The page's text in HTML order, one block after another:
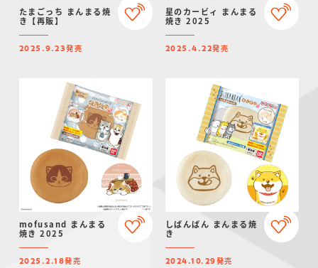
たまごっち まんまる焼
き【再販】
2025.9.23発売
星のカービィ まんまる
焼き 2025
2025.4.22発売
mofusand まんまる
焼き 2025
2025.2.18発売
しばんばん まんまる焼
き
2024.10.29発売